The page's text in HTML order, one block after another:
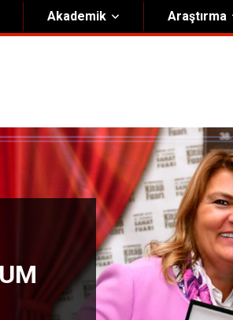
Rektörlük
Organizasyon Şeması
Akademik Araştırma